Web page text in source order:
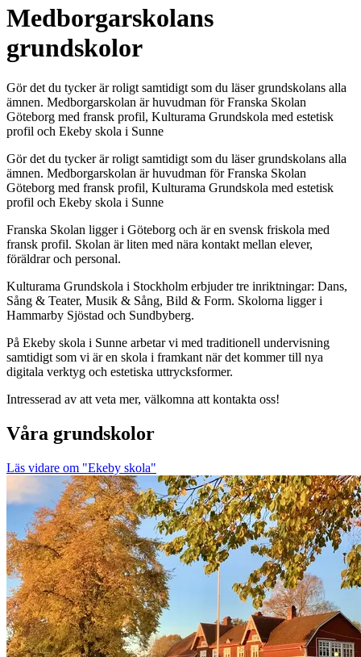
Medborgarskolans
grundskolor
Gör det du tycker är roligt samtidigt som du läser grundskolans alla
ämnen. Medborgarskolan är huvudman för Franska Skolan
Göteborg med fransk profil, Kulturama Grundskola med estetisk
profil och Ekeby skola i Sunne
Gör det du tycker är roligt samtidigt som du läser grundskolans alla
ämnen. Medborgarskolan är huvudman för Franska Skolan
Göteborg med fransk profil, Kulturama Grundskola med estetisk
profil och Ekeby skola i Sunne
Franska Skolan ligger i Göteborg och är en svensk friskola med
fransk profil. Skolan är liten med nära kontakt mellan elever,
föräldrar och personal.
Kulturama Grundskola i Stockholm erbjuder tre inriktningar: Dans,
Sång & Teater, Musik & Sång, Bild & Form. Skolorna ligger i
Hammarby Sjöstad och Sundbyberg.
På Ekeby skola i Sunne arbetar vi med traditionell undervisning
samtidigt som vi är en skola i framkant när det kommer till nya
digitala verktyg och estetiska uttrycksformer.
Intresserad av att veta mer, välkomna att kontakta oss!
Våra grundskolor
Läs vidare om "Ekeby skola"